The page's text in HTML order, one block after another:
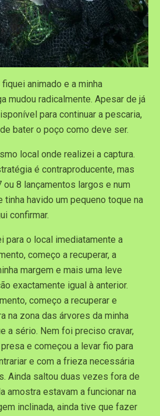
animado e a minha
mudou radicalmente. Apesar de já
para continuar a pescaria,
bater o poço como deve ser.
local onde realizei a captura.
é contraproducente, mas
8 lançamentos largos e num
havido um pequeno toque na
confirmar.
para o local imediatamente a
começo a recuperar, a
margem e mais uma leve
exactamente igual à anterior.
começo a recuperar e
na zona das árvores da minha
a sério. Nem foi preciso cravar,
e começou a levar fio para
e com a frieza necessária
Ainda saltou duas vezes fora de
amostra estavam a funcionar na
inclinada, ainda tive que fazer